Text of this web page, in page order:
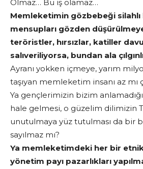
Olmaz… Bu iş olamaz…
Memleketimin gözbebeği
mensupları gözden düşürülmeye
teröristler, hırsızlar, katiller
salıveriliyorsa, bundan ala
Ayranı yokken içmeye, yarım
taşıyan memleketim insanı az mı
Ya gençlerimizin bizim
hale gelmesi, o güzelim dilimizin
unutulmaya yüz tutulması da bir
sayılmaz mı?
Ya memleketimdeki her bir
yönetim payı pazarlıkları